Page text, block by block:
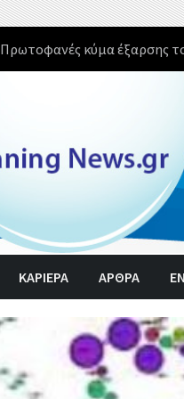
Πρωτοφανές κύμα έξαρσης
ΚΑΡΙΕΡΑ ΑΡΘΡΑ